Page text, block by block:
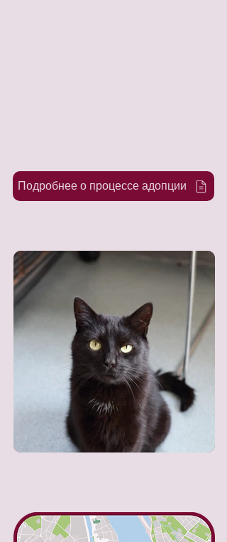
Подробнее о процессе адопции